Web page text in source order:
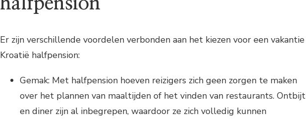
Er zijn verschillende voordelen verbonden aan het kiezen voor een vakantie
Kroatië halfpension:
Gemak: Met halfpension hoeven reizigers zich geen zorgen te maken
over het plannen van maaltijden of het vinden van restaurants. Ontbijt
en diner zijn al inbegrepen, waardoor ze zich volledig kunnen